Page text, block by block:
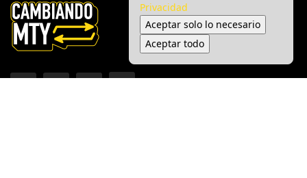
Privacidad
Aceptar solo lo necesario
Aceptar todo